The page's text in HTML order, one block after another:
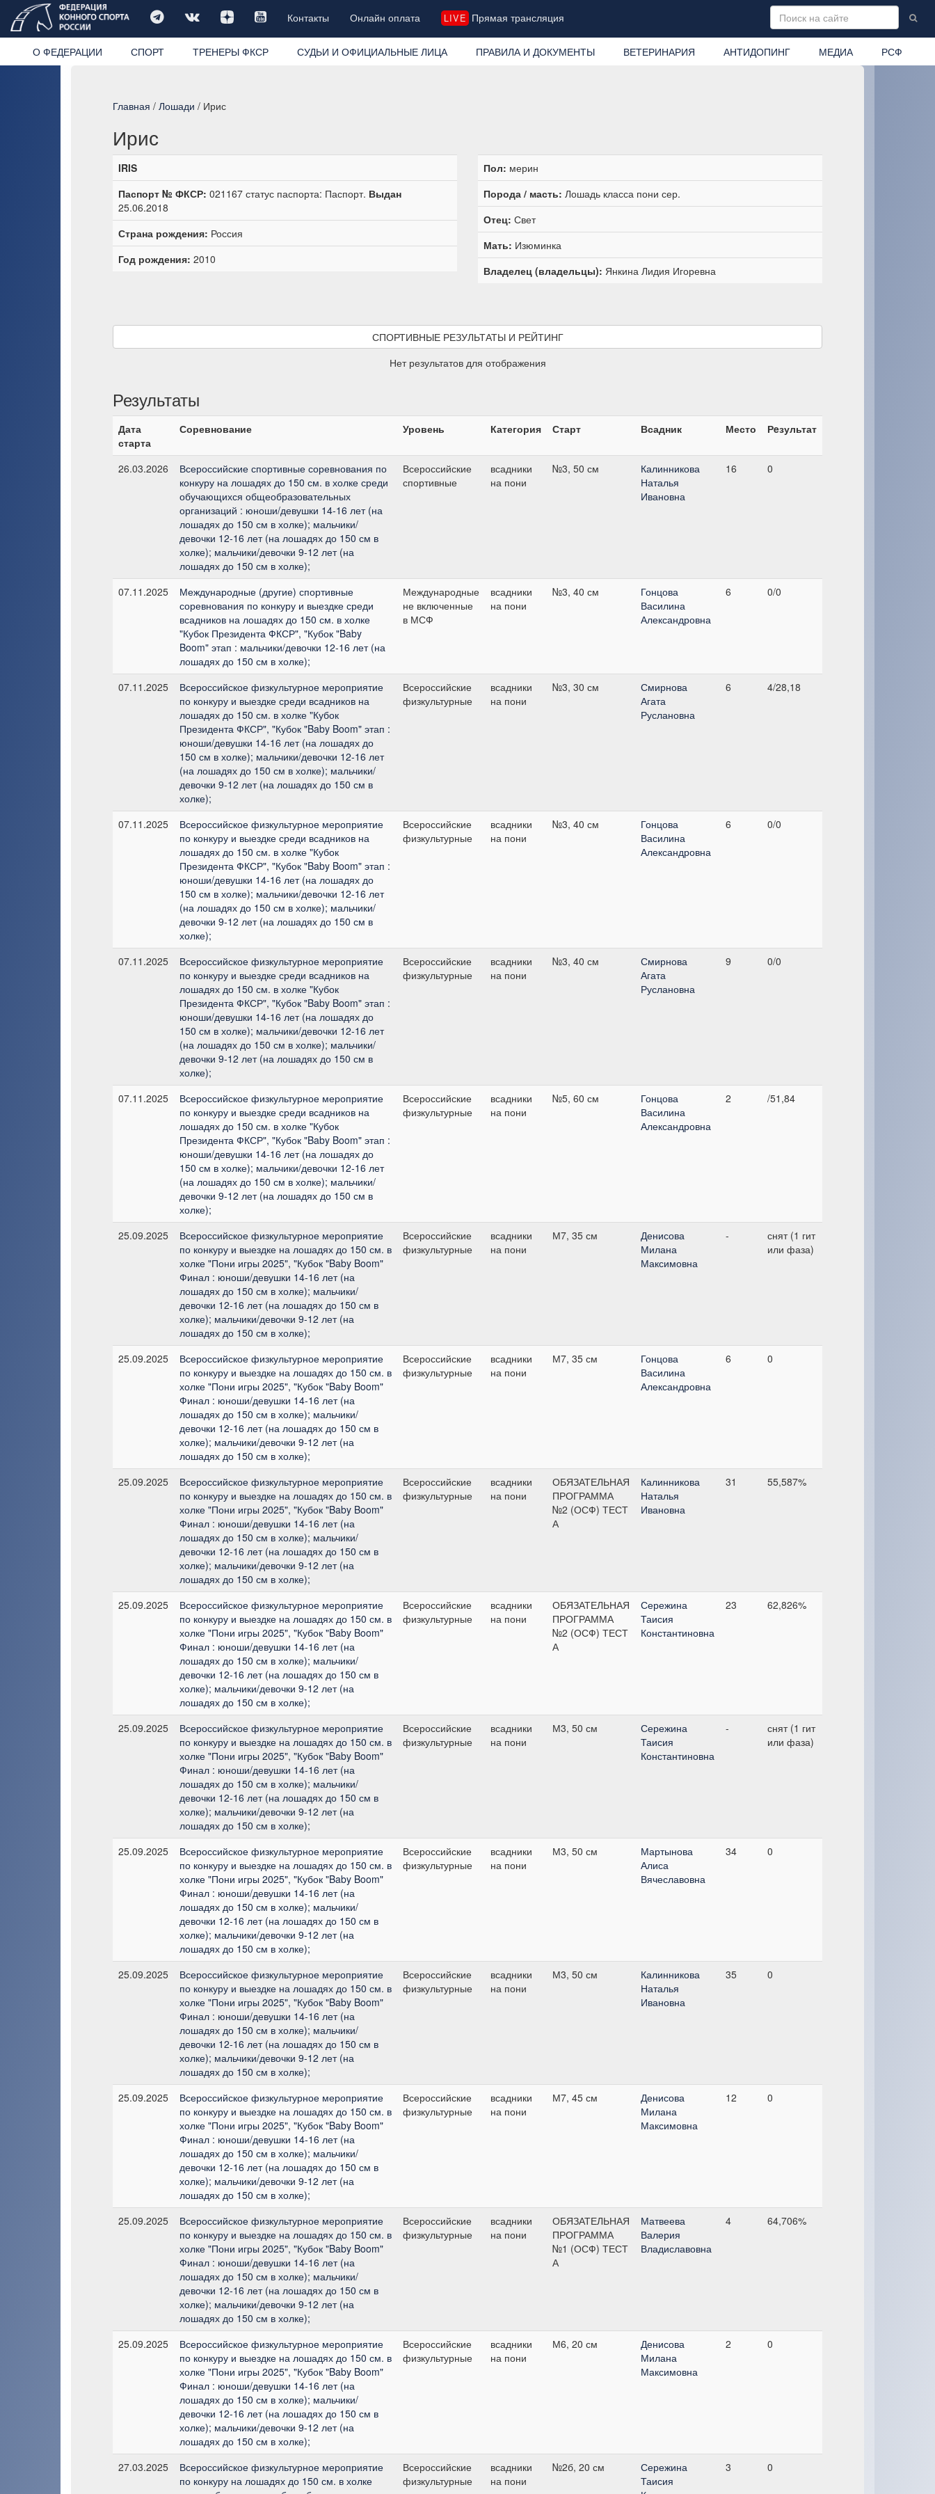
Контакты Онлайн оплата LIVE Прямая трансляция
О ФЕДЕРАЦИИ СПОРТ ТРЕНЕРЫ ФКСР СУДЬИ И ОФИЦИАЛЬНЫЕ ЛИЦА ПРАВИЛА И ДОКУМЕНТЫ ВЕТЕРИНАРИЯ АНТИДОПИНГ МЕДИА РСФ
Главная / Лошади / Ирис
Ирис
IRIS
Паспорт № ФКСР: 021167 статус паспорта: Паспорт. Выдан
25.06.2018
Страна рождения: Россия
Год рождения: 2010
Пол: мерин
Порода / масть: Лошадь класса пони сер.
Отец: Свет
Мать: Изюминка
Владелец (владельцы): Янкина Лидия Игоревна
СПОРТИВНЫЕ РЕЗУЛЬТАТЫ И РЕЙТИНГ
Нет результатов для отображения
Результаты
Дата
старта
Соревнование Уровень Категория Старт Всадник Место Рeзультат
26.03.2026
Всероссийские спортивные соревнования по
конкуру на лошадях до 150 см. в холке среди
обучающихся общеобразовательных
организаций : юноши/девушки 14-16 лет (на
лошадях до 150 см в холке); мальчики/
девочки 12-16 лет (на лошадях до 150 см в
холке); мальчики/девочки 9-12 лет (на
лошадях до 150 см в холке);
Всероссийские
спортивные
всадники
на пони
№3, 50 см
Калинникова
Наталья
Ивановна
16 0
07.11.2025
Международные (другие) спортивные
соревнования по конкуру и выездке среди
всадников на лошадях до 150 см. в холке
"Кубок Президента ФКСР", "Кубок "Baby
Boom" этап : мальчики/девочки 12-16 лет (на
лошадях до 150 см в холке);
Международные
не включенные
в МСФ
всадники
на пони
№3, 40 см
Гонцова
Василина
Александровна
6 0/0
07.11.2025
Всероссийское физкультурное мероприятие
по конкуру и выездке среди всадников на
лошадях до 150 см. в холке "Кубок
Президента ФКСР", "Кубок "Baby Boom" этап :
юноши/девушки 14-16 лет (на лошадях до
150 см в холке); мальчики/девочки 12-16 лет
(на лошадях до 150 см в холке); мальчики/
девочки 9-12 лет (на лошадях до 150 см в
холке);
Всероссийские
физкультурные
всадники
на пони
№3, 30 см
Смирнова
Агата
Руслановна
6 4/28,18
07.11.2025
Всероссийское физкультурное мероприятие
по конкуру и выездке среди всадников на
лошадях до 150 см. в холке "Кубок
Президента ФКСР", "Кубок "Baby Boom" этап :
юноши/девушки 14-16 лет (на лошадях до
150 см в холке); мальчики/девочки 12-16 лет
(на лошадях до 150 см в холке); мальчики/
девочки 9-12 лет (на лошадях до 150 см в
холке);
Всероссийские
физкультурные
всадники
на пони
№3, 40 см
Гонцова
Василина
Александровна
6 0/0
07.11.2025
Всероссийское физкультурное мероприятие
по конкуру и выездке среди всадников на
лошадях до 150 см. в холке "Кубок
Президента ФКСР", "Кубок "Baby Boom" этап :
юноши/девушки 14-16 лет (на лошадях до
150 см в холке); мальчики/девочки 12-16 лет
(на лошадях до 150 см в холке); мальчики/
девочки 9-12 лет (на лошадях до 150 см в
холке);
Всероссийские
физкультурные
всадники
на пони
№3, 40 см
Смирнова
Агата
Руслановна
9 0/0
07.11.2025
Всероссийское физкультурное мероприятие
по конкуру и выездке среди всадников на
лошадях до 150 см. в холке "Кубок
Президента ФКСР", "Кубок "Baby Boom" этап :
юноши/девушки 14-16 лет (на лошадях до
150 см в холке); мальчики/девочки 12-16 лет
(на лошадях до 150 см в холке); мальчики/
девочки 9-12 лет (на лошадях до 150 см в
холке);
Всероссийские
физкультурные
всадники
на пони
№5, 60 см
Гонцова
Василина
Александровна
2 /51,84
25.09.2025
Всероссийское физкультурное мероприятие
по конкуру и выездке на лошадях до 150 см. в
холке "Пони игры 2025", "Кубок "Baby Boom"
Финал : юноши/девушки 14-16 лет (на
лошадях до 150 см в холке); мальчики/
девочки 12-16 лет (на лошадях до 150 см в
холке); мальчики/девочки 9-12 лет (на
лошадях до 150 см в холке);
Всероссийские
физкультурные
всадники
на пони
М7, 35 см
Денисова
Милана
Максимовна
-
снят (1 гит
или фаза)
25.09.2025
Всероссийское физкультурное мероприятие
по конкуру и выездке на лошадях до 150 см. в
холке "Пони игры 2025", "Кубок "Baby Boom"
Финал : юноши/девушки 14-16 лет (на
лошадях до 150 см в холке); мальчики/
девочки 12-16 лет (на лошадях до 150 см в
холке); мальчики/девочки 9-12 лет (на
лошадях до 150 см в холке);
Всероссийские
физкультурные
всадники
на пони
М7, 35 см
Гонцова
Василина
Александровна
6 0
25.09.2025
Всероссийское физкультурное мероприятие
по конкуру и выездке на лошадях до 150 см. в
холке "Пони игры 2025", "Кубок "Baby Boom"
Финал : юноши/девушки 14-16 лет (на
лошадях до 150 см в холке); мальчики/
девочки 12-16 лет (на лошадях до 150 см в
холке); мальчики/девочки 9-12 лет (на
лошадях до 150 см в холке);
Всероссийские
физкультурные
всадники
на пони
ОБЯЗАТЕЛЬНАЯ
ПРОГРАММА
№2 (ОСФ) ТЕСТ
А
Калинникова
Наталья
Ивановна
31 55,587%
25.09.2025
Всероссийское физкультурное мероприятие
по конкуру и выездке на лошадях до 150 см. в
холке "Пони игры 2025", "Кубок "Baby Boom"
Финал : юноши/девушки 14-16 лет (на
лошадях до 150 см в холке); мальчики/
девочки 12-16 лет (на лошадях до 150 см в
холке); мальчики/девочки 9-12 лет (на
лошадях до 150 см в холке);
Всероссийские
физкультурные
всадники
на пони
ОБЯЗАТЕЛЬНАЯ
ПРОГРАММА
№2 (ОСФ) ТЕСТ
А
Сережина
Таисия
Константиновна
23 62,826%
25.09.2025
Всероссийское физкультурное мероприятие
по конкуру и выездке на лошадях до 150 см. в
холке "Пони игры 2025", "Кубок "Baby Boom"
Финал : юноши/девушки 14-16 лет (на
лошадях до 150 см в холке); мальчики/
девочки 12-16 лет (на лошадях до 150 см в
холке); мальчики/девочки 9-12 лет (на
лошадях до 150 см в холке);
Всероссийские
физкультурные
всадники
на пони
М3, 50 см
Сережина
Таисия
Константиновна
-
снят (1 гит
или фаза)
25.09.2025
Всероссийское физкультурное мероприятие
по конкуру и выездке на лошадях до 150 см. в
холке "Пони игры 2025", "Кубок "Baby Boom"
Финал : юноши/девушки 14-16 лет (на
лошадях до 150 см в холке); мальчики/
девочки 12-16 лет (на лошадях до 150 см в
холке); мальчики/девочки 9-12 лет (на
лошадях до 150 см в холке);
Всероссийские
физкультурные
всадники
на пони
М3, 50 см
Мартынова
Алиса
Вячеславовна
34 0
25.09.2025
Всероссийское физкультурное мероприятие
по конкуру и выездке на лошадях до 150 см. в
холке "Пони игры 2025", "Кубок "Baby Boom"
Финал : юноши/девушки 14-16 лет (на
лошадях до 150 см в холке); мальчики/
девочки 12-16 лет (на лошадях до 150 см в
холке); мальчики/девочки 9-12 лет (на
лошадях до 150 см в холке);
Всероссийские
физкультурные
всадники
на пони
М3, 50 см
Калинникова
Наталья
Ивановна
35 0
25.09.2025
Всероссийское физкультурное мероприятие
по конкуру и выездке на лошадях до 150 см. в
холке "Пони игры 2025", "Кубок "Baby Boom"
Финал : юноши/девушки 14-16 лет (на
лошадях до 150 см в холке); мальчики/
девочки 12-16 лет (на лошадях до 150 см в
холке); мальчики/девочки 9-12 лет (на
лошадях до 150 см в холке);
Всероссийские
физкультурные
всадники
на пони
М7, 45 см
Денисова
Милана
Максимовна
12 0
25.09.2025
Всероссийское физкультурное мероприятие
по конкуру и выездке на лошадях до 150 см. в
холке "Пони игры 2025", "Кубок "Baby Boom"
Финал : юноши/девушки 14-16 лет (на
лошадях до 150 см в холке); мальчики/
девочки 12-16 лет (на лошадях до 150 см в
холке); мальчики/девочки 9-12 лет (на
лошадях до 150 см в холке);
Всероссийские
физкультурные
всадники
на пони
ОБЯЗАТЕЛЬНАЯ
ПРОГРАММА
№1 (ОСФ) ТЕСТ
А
Матвеева
Валерия
Владиславовна
4 64,706%
25.09.2025
Всероссийское физкультурное мероприятие
по конкуру и выездке на лошадях до 150 см. в
холке "Пони игры 2025", "Кубок "Baby Boom"
Финал : юноши/девушки 14-16 лет (на
лошадях до 150 см в холке); мальчики/
девочки 12-16 лет (на лошадях до 150 см в
холке); мальчики/девочки 9-12 лет (на
лошадях до 150 см в холке);
Всероссийские
физкультурные
всадники
на пони
М6, 20 см
Денисова
Милана
Максимовна
2 0
27.03.2025
Всероссийское физкультурное мероприятие
по конкуру на лошадях до 150 см. в холке
Всероссийские
физкультурные
всадники
на пони
№2б, 20 см
Сережина
Таисия
3 0